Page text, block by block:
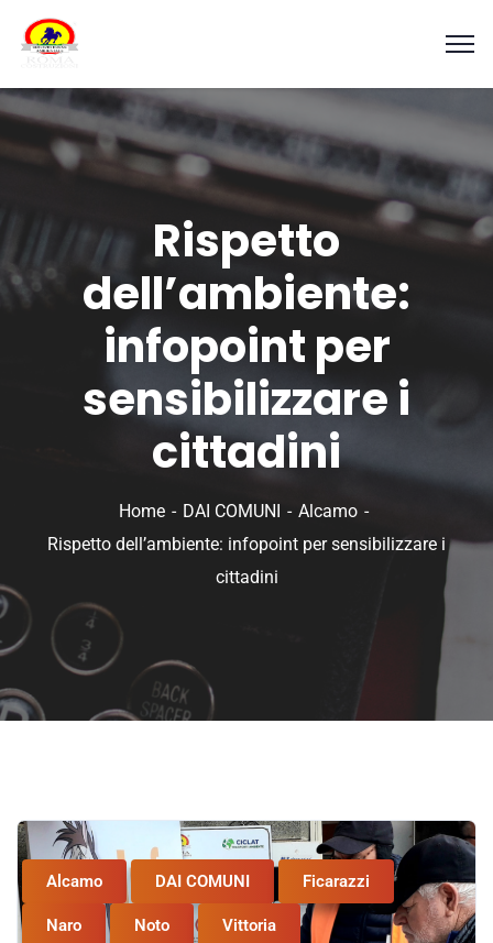
Rispetto
dell’ambiente:
infopoint per
sensibilizzare i
cittadini
Home DAI COMUNI
Alcamo
Rispetto dell’ambiente: infopoint per sensibilizzare i
cittadini
Alcamo DAI COMUNI Ficarazzi
Naro Noto Vittoria